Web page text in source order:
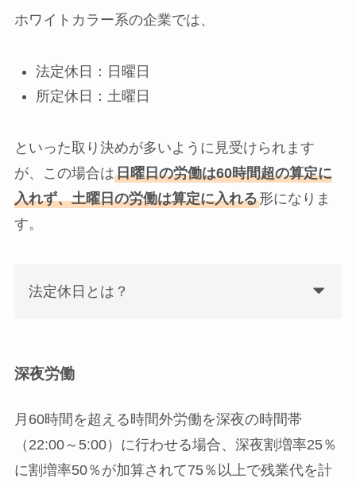
ホワイトカラー系の企業では、
法定休日：日曜日
所定休日：土曜日
といった取り決めが多いように見受けられます
が、この場合は日曜日の労働は60時間超の算定に
入れず、土曜日の労働は算定に入れる形になりま
す。
法定休日とは？
深夜労働
月60時間を超える時間外労働を深夜の時間帯
（22:00～5:00）に行わせる場合、深夜割増率25％
に割増率50％が加算されて75％以上で残業代を計